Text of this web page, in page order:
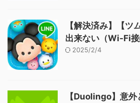
【解決済み】【ツ
出来ない（Wi-Fi接
2025/2/4
【Duolingo】意